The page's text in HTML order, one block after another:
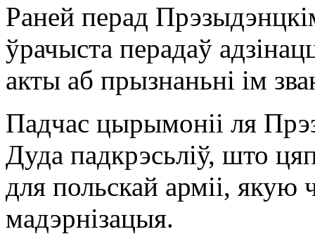
Раней перад
ўрачыста перадаў
акты аб прызнаньні ім
Падчас цырымоніі ля
Дуда падкрэсьліў, што
для польскай арміі,
мадэрнізацыя.